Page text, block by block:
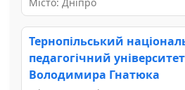
Тернопільський
педагогічний
Володимира Гнатюка